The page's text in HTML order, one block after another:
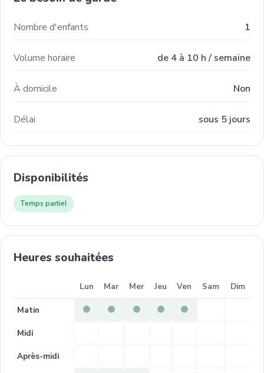
Nombre d'enfants 1
Volume horaire de 4 à 10 h / semaine
À domicile Non
Délai sous 5 jours
Disponibilités
Temps partiel
Heures souhaitées
Lun Mar Mer Jeu Ven Sam Dim
Matin
Midi
Après-midi